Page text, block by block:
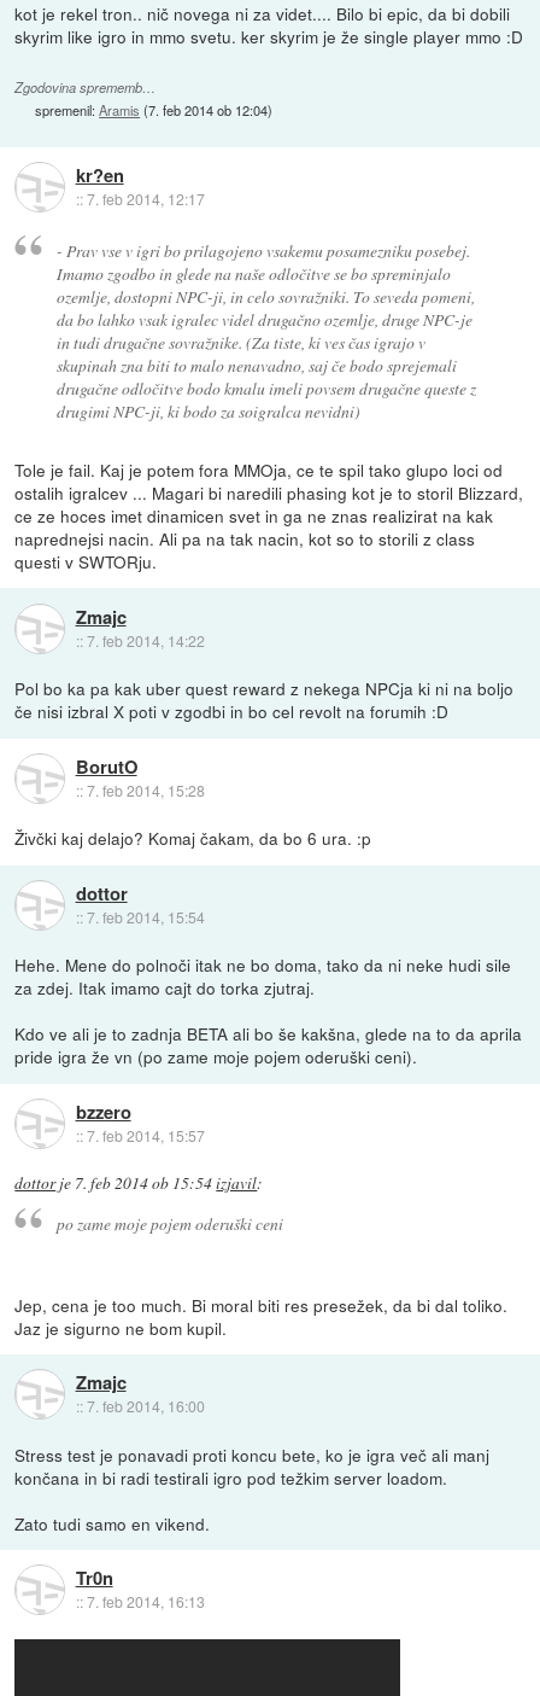
kot je rekel tron.. nič novega ni za videt.... Bilo bi epic, da bi dobili
skyrim like igro in mmo svetu. ker skyrim je že single player mmo :D
Zgodovina sprememb…
spremenil:Aramis (7. feb 2014 ob 12:04)
kr?en
::7. feb 2014, 12:17
- Prav vse v igri bo prilagojeno vsakemu posamezniku posebej.
Imamo zgodbo in glede na naše odločitve se bo spreminjalo
ozemlje, dostopni NPC-ji, in celo sovražniki. To seveda pomeni,
da bo lahko vsak igralec videl drugačno ozemlje, druge NPC-je
in tudi drugačne sovražnike. (Za tiste, ki ves čas igrajo v
skupinah zna biti to malo nenavadno, saj če bodo sprejemali
drugačne odločitve bodo kmalu imeli povsem drugačne queste z
drugimi NPC-ji, ki bodo za soigralca nevidni)
Tole je fail. Kaj je potem fora MMOja, ce te spil tako glupo loci od
ostalih igralcev ... Magari bi naredili phasing kot je to storil Blizzard,
ce ze hoces imet dinamicen svet in ga ne znas realizirat na kak
naprednejsi nacin. Ali pa na tak nacin, kot so to storili z class
questi v SWTORju.
Zmajc
::7. feb 2014, 14:22
Pol bo ka pa kak uber quest reward z nekega NPCja ki ni na boljo
če nisi izbral X poti v zgodbi in bo cel revolt na forumih :D
BorutO
::7. feb 2014, 15:28
Živčki kaj delajo? Komaj čakam, da bo 6 ura. :p
dottor
::7. feb 2014, 15:54
Hehe. Mene do polnoči itak ne bo doma, tako da ni neke hudi sile
za zdej. Itak imamo cajt do torka zjutraj.
Kdo ve ali je to zadnja BETA ali bo še kakšna, glede na to da aprila
pride igra že vn (po zame moje pojem oderuški ceni).
bzzero
::7. feb 2014, 15:57
dottorje 7. feb 2014 ob 15:54izjavil:
po zame moje pojem oderuški ceni
Jep, cena je too much. Bi moral biti res presežek, da bi dal toliko.
Jaz je sigurno ne bom kupil.
Zmajc
::7. feb 2014, 16:00
Stress test je ponavadi proti koncu bete, ko je igra več ali manj
končana in bi radi testirali igro pod težkim server loadom.
Zato tudi samo en vikend.
Tr0n
::7. feb 2014, 16:13